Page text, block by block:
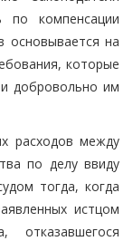
по компенсации
основывается на
которые
добровольно им
расходов между
по делу ввиду
тогда, когда
истцом
отказавшегося